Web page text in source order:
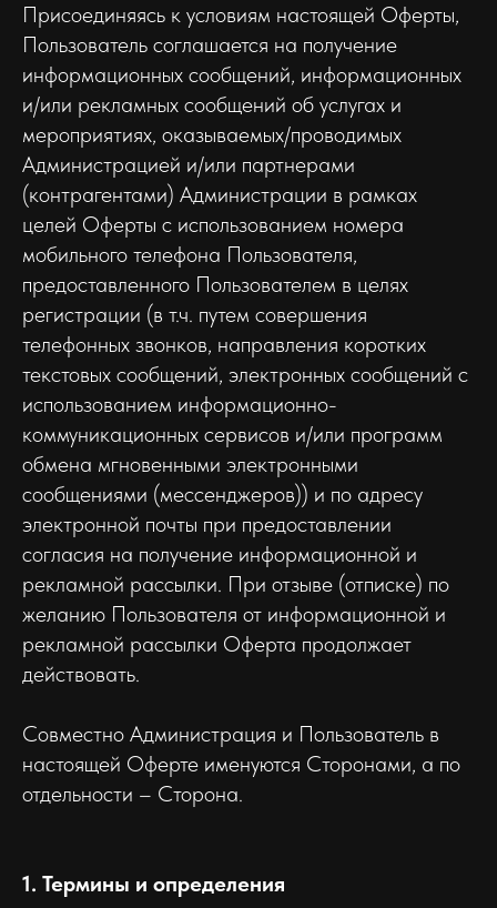
Присоединяясь к условиям настоящей Оферты,
Пользователь соглашается на получение
информационных сообщений, информационных
и/или рекламных сообщений об услугах и
мероприятиях, оказываемых/проводимых
Администрацией и/или партнерами
(контрагентами) Администрации в рамках
целей Оферты c использованием номера
мобильного телефона Пользователя,
предоставленного Пользователем в целях
регистрации (в т.ч. путем совершения
телефонных звонков, направления коротких
текстовых сообщений, электронных сообщений с
использованием информационно-
коммуникационных сервисов и/или программ
обмена мгновенными электронными
сообщениями (мессенджеров)) и по адресу
электронной почты при предоставлении
согласия на получение информационной и
рекламной рассылки. При отзыве (отписке) по
желанию Пользователя от информационной и
рекламной рассылки Оферта продолжает
действовать.
Совместно Администрация и Пользователь в
настоящей Оферте именуются Сторонами, а по
отдельности – Сторона.
1. Термины и определения